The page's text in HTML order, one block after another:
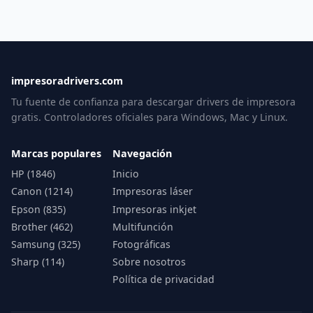
impresoradrivers.com
Tu fuente de confianza para descargar drivers de impresora
gratis. Controladores oficiales para Windows, Mac y Linux.
Marcas populares
HP (1846)
Canon (1214)
Epson (835)
Brother (462)
Samsung (325)
Sharp (114)
Navegación
Inicio
Impresoras láser
Impresoras inkjet
Multifunción
Fotográficas
Sobre nosotros
Política de privacidad